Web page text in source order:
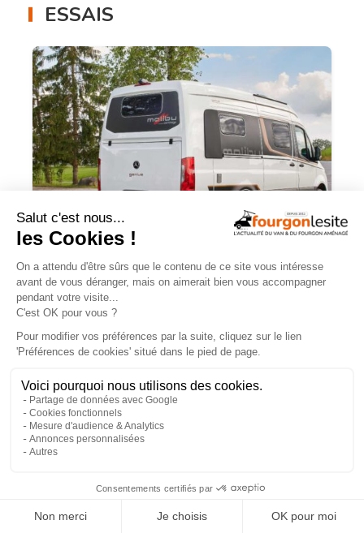
ESSAIS
Malibu Genius : un fourgon Mercedes
qui ne ressemble à aucun autre